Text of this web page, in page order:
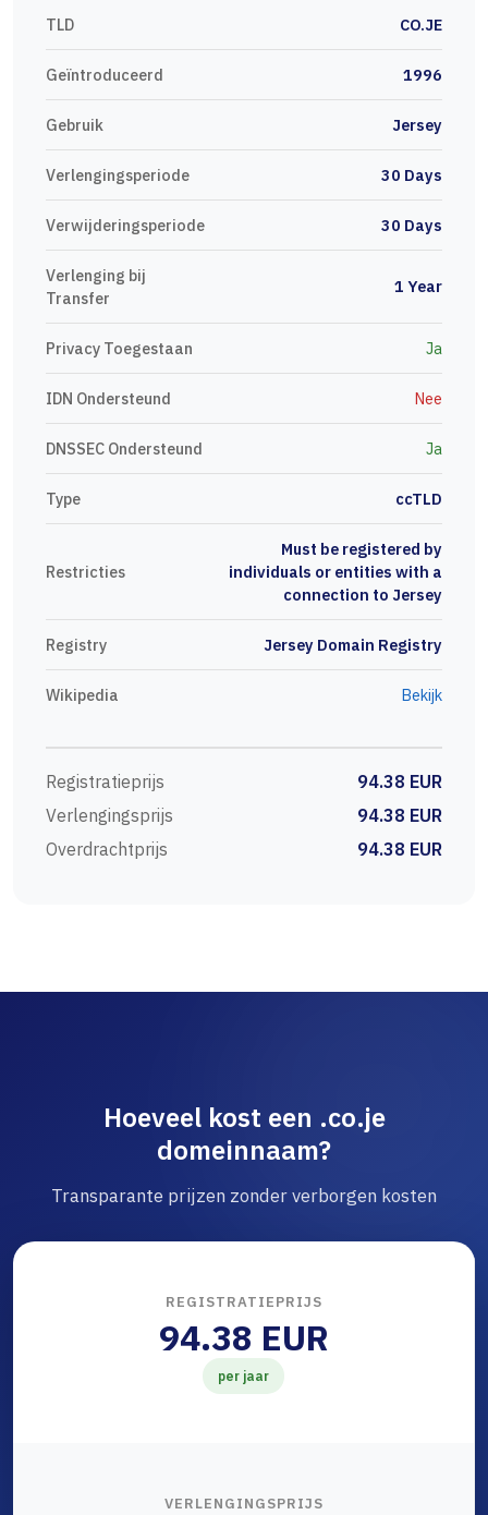
TLD CO.JE
Geïntroduceerd 1996
Gebruik Jersey
Verlengingsperiode 30 Days
Verwijderingsperiode 30 Days
Verlenging bij
Transfer
1 Year
Privacy Toegestaan Ja
IDN Ondersteund Nee
DNSSEC Ondersteund Ja
Type ccTLD
Restricties
Must be registered by
individuals or entities with a
connection to Jersey
Registry Jersey Domain Registry
Wikipedia Bekijk
Registratieprijs
94.38 EUR
Verlengingsprijs
94.38 EUR
Overdrachtprijs
94.38 EUR
Hoeveel kost een .co.je
domeinnaam?
Transparante prijzen zonder verborgen kosten
REGISTRATIEPRIJS
94.38 EUR
per jaar
VERLENGINGSPRIJS